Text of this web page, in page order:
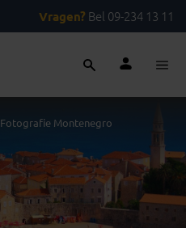
Vragen? Bel 09-234 13 11
Fotografie Montenegro